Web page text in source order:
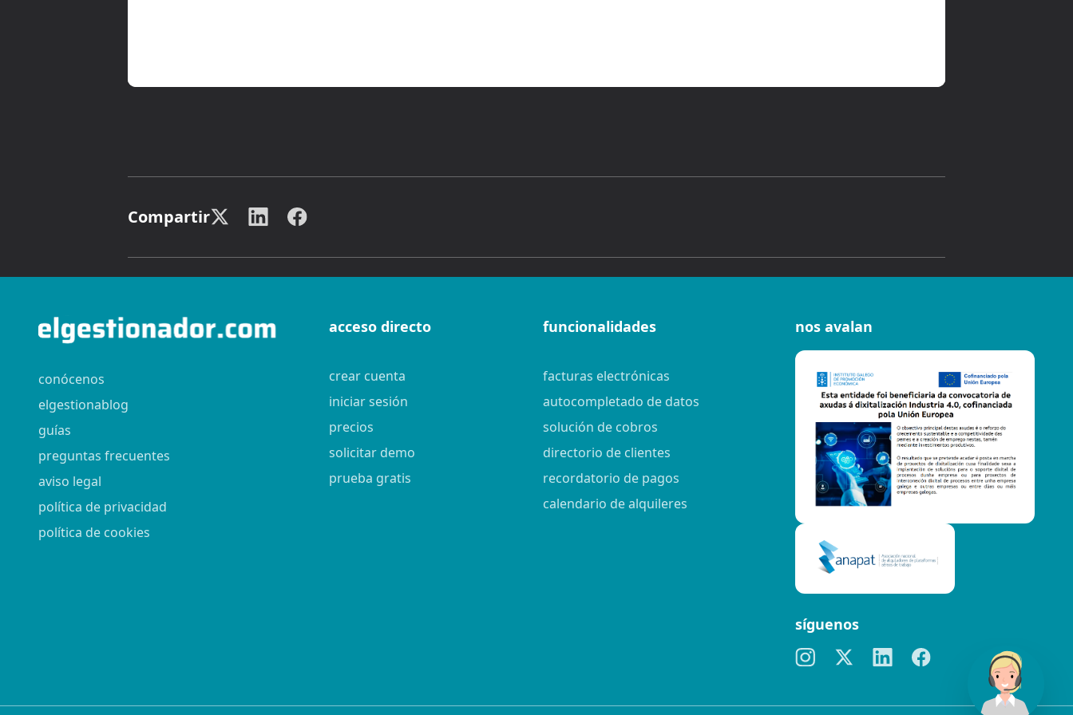
Compartir
conócenos
elgestionablog
guías
preguntas frecuentes
aviso legal
política de privacidad
política de cookies
acceso directo
crear cuenta
iniciar sesión
precios
solicitar demo
prueba gratis
funcionalidades
facturas electrónicas
autocompletado de datos
solución de cobros
directorio de clientes
recordatorio de pagos
calendario de alquileres
nos avalan
síguenos